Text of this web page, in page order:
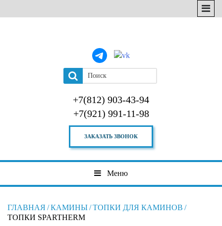
+7(812) 903-43-94
+7(921) 991-11-98
ЗАКАЗАТЬ ЗВОНОК
Меню
ГЛАВНАЯ /КАМИНЫ/ТОПКИ ДЛЯ КАМИНОВ /
ТОПКИ SPARTHERM